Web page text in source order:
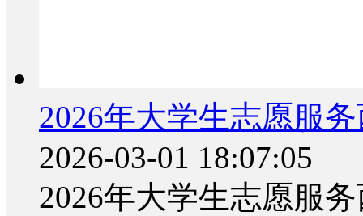
2026年大学生志愿服
2026-03-01 18:07:05
2026年大学生志愿服